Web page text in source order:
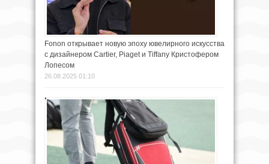
Fonon открывает новую эпоху ювелирного искусства
с дизайнером Cartier, Piaget и Tiffany Кристофером
Лопесом
26.08.2025 01:10